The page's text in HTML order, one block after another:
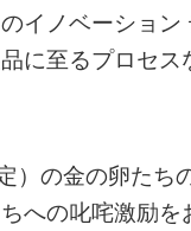
イノベーション
に至るプロセ
）の金の卵たち
への叱咤激励を